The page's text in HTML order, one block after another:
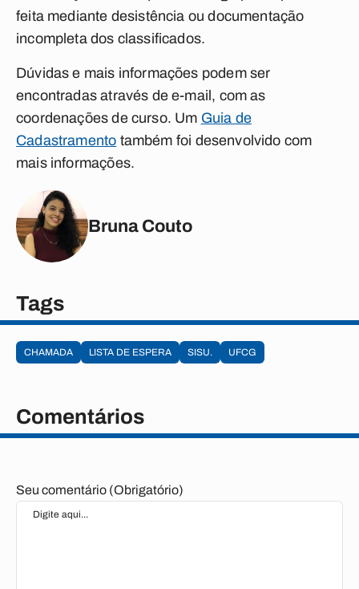
feita mediante desistência ou documentação
incompleta dos classificados.
Dúvidas e mais informações podem ser
encontradas através de e-mail, com as
coordenações de curso. Um Guia de
Cadastramento também foi desenvolvido com
mais informações.
Bruna Couto
Tags
CHAMADA LISTA DE ESPERA SISU. UFCG
Comentários
Seu comentário (Obrigatório)